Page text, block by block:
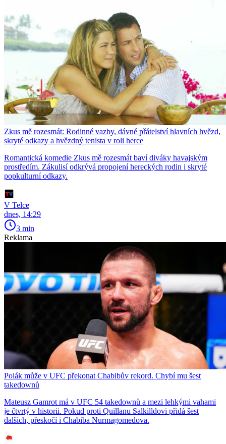
Zkus mě rozesmát: Rodinné vazby, dávné přátelství hlavních hvězd,
skryté odkazy a hvězdný tenista v roli herce
Romantická komedie Zkus mě rozesmát baví diváky havajským
prostředím. Zákulisí odkrývá propojení hereckých rodin i skryté
popkulturní odkazy.
V Telce
dnes, 14:29
3 min
Reklama
Polák může v UFC překonat Chabibův rekord. Chybí mu šest
takedownů
Mateusz Gamrot má v UFC 54 takedownů a mezi lehkými vahami
je čtvrtý v historii. Pokud proti Quillanu Salkilldovi přidá šest
dalších, přeskočí i Chabiba Nurmagomedova.